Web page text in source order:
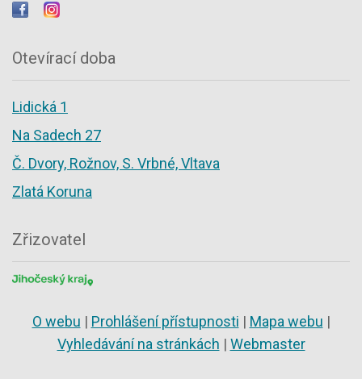
Otevírací doba
Lidická 1
Na Sadech 27
Č. Dvory, Rožnov, S. Vrbné, Vltava
Zlatá Koruna
Zřizovatel
O webu | Prohlášení přístupnosti | Mapa webu |
Vyhledávání na stránkách | Webmaster